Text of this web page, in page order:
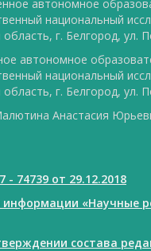
автономное
национальный
г. Белгород, ул.
автономное
национальный
г. Белгород, ул.
Анастасия
74739 от 29.12.2018
«Научные
состава